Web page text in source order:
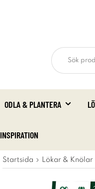
ODLA & PLANTERA
INSPIRATION
Startsida Lökar & Knölar